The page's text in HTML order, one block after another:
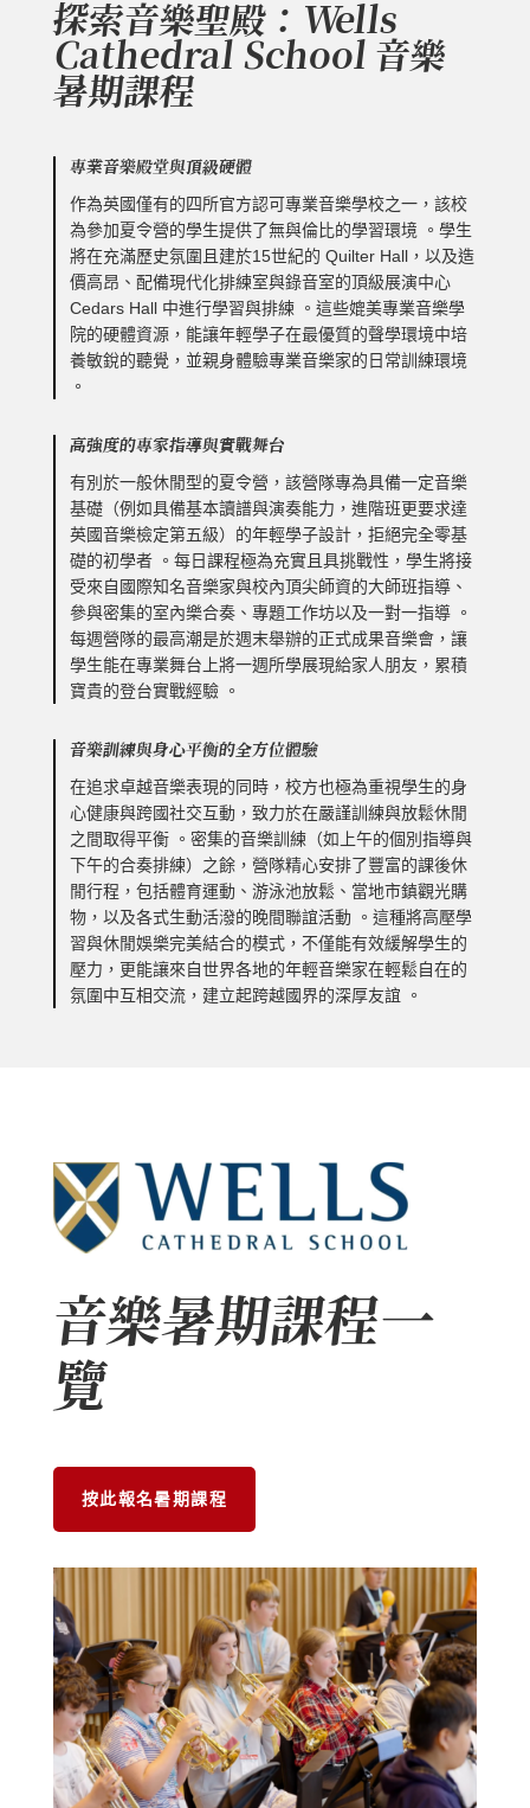
探索音樂聖殿：Wells
Cathedral School 音樂
暑期課程
專業音樂殿堂與頂級硬體
作為英國僅有的四所官方認可專業音樂學校之一，該校
為參加夏令營的學生提供了無與倫比的學習環境 。學生
將在充滿歷史氛圍且建於15世紀的 Quilter Hall，以及造
價高昂、配備現代化排練室與錄音室的頂級展演中心
Cedars Hall 中進行學習與排練 。這些媲美專業音樂學
院的硬體資源，能讓年輕學子在最優質的聲學環境中培
養敏銳的聽覺，並親身體驗專業音樂家的日常訓練環境
。
高強度的專家指導與實戰舞台
有別於一般休閒型的夏令營，該營隊專為具備一定音樂
基礎（例如具備基本讀譜與演奏能力，進階班更要求達
英國音樂檢定第五級）的年輕學子設計，拒絕完全零基
礎的初學者 。每日課程極為充實且具挑戰性，學生將接
受來自國際知名音樂家與校內頂尖師資的大師班指導、
參與密集的室內樂合奏、專題工作坊以及一對一指導 。
每週營隊的最高潮是於週末舉辦的正式成果音樂會，讓
學生能在專業舞台上將一週所學展現給家人朋友，累積
寶貴的登台實戰經驗 。
音樂訓練與身心平衡的全方位體驗
在追求卓越音樂表現的同時，校方也極為重視學生的身
心健康與跨國社交互動，致力於在嚴謹訓練與放鬆休閒
之間取得平衡 。密集的音樂訓練（如上午的個別指導與
下午的合奏排練）之餘，營隊精心安排了豐富的課後休
閒行程，包括體育運動、游泳池放鬆、當地市鎮觀光購
物，以及各式生動活潑的晚間聯誼活動 。這種將高壓學
習與休閒娛樂完美結合的模式，不僅能有效緩解學生的
壓力，更能讓來自世界各地的年輕音樂家在輕鬆自在的
氛圍中互相交流，建立起跨越國界的深厚友誼 。
音樂暑期課程一
覽
按此報名暑期課程